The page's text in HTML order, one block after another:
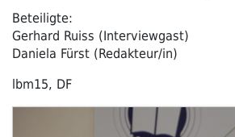
Beteiligte:
Gerhard Ruiss (Interviewgast)
Daniela Fürst (Redakteur/in)
lbm15, DF